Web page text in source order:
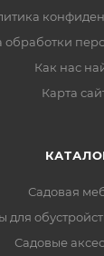
обработки
Как нас
Карта
Садовая
для
Садовые